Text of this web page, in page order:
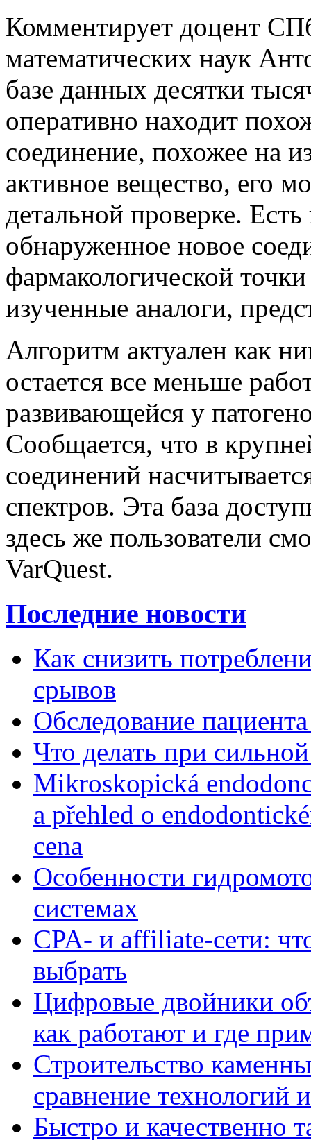
Комментирует доцент
математических наук
базе данных десятки
оперативно находит
соединение, похожее на
активное вещество, его
детальной проверке.
обнаруженное новое
фармакологической
изученные аналоги,
Алгоритм актуален как
остается все меньше
развивающейся у
Сообщается, что в
соединений
спектров. Эта база
здесь же пользователи
VarQuest.
Последние новости
Как снизить
срывов
Обследование
Что делать при
Mikroskopická
a přehled o
cena
Особенности
системах
CPA- и affiliate-сети:
выбрать
Цифровые двойники
как работают и где
Строительство
сравнение технологий
Быстро и качественно